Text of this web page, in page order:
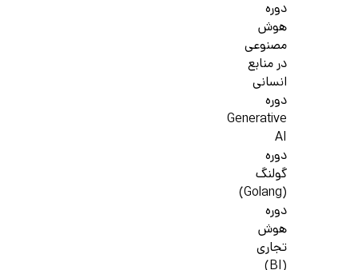
دوره
هوش
مصنوعی
در منابع
انسانی
دوره
Generative
AI
دوره
گولنگ
(Golang)
دوره
هوش
تجاری